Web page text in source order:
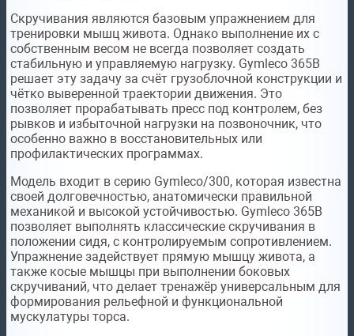
Скручивания являются базовым упражнением для
тренировки мышц живота. Однако выполнение их с
собственным весом не всегда позволяет создать
стабильную и управляемую нагрузку. Gymleco 365B
решает эту задачу за счёт грузоблочной конструкции и
чётко выверенной траектории движения. Это
позволяет прорабатывать пресс под контролем, без
рывков и избыточной нагрузки на позвоночник, что
особенно важно в восстановительных или
профилактических программах.
Модель входит в серию Gymleco/300, которая известна
своей долговечностью, анатомически правильной
механикой и высокой устойчивостью. Gymleco 365B
позволяет выполнять классические скручивания в
положении сидя, с контролируемым сопротивлением.
Упражнение задействует прямую мышцу живота, а
также косые мышцы при выполнении боковых
скручиваний, что делает тренажёр универсальным для
формирования рельефной и функциональной
мускулатуры торса.